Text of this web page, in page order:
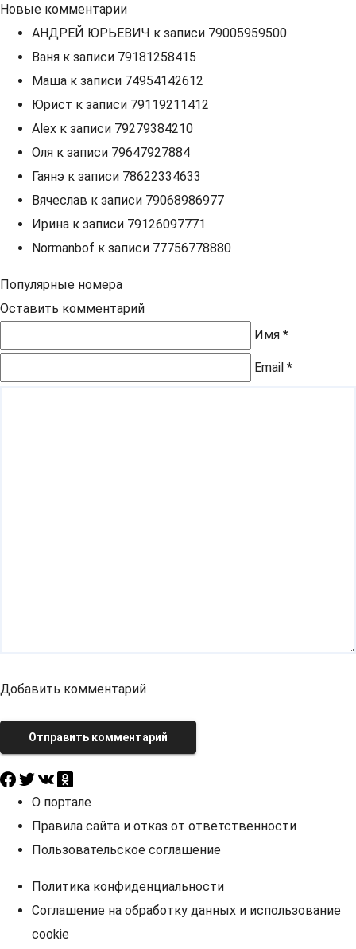
Новые комментарии
АНДРЕЙ ЮРЬЕВИЧ к записи 79005959500
Ваня к записи 79181258415
Маша к записи 74954142612
Юрист к записи 79119211412
Alex к записи 79279384210
Оля к записи 79647927884
Гаянэ к записи 78622334633
Вячеслав к записи 79068986977
Ирина к записи 79126097771
Normanbof к записи 77756778880
Популярные номера
Оставить комментарий
Имя *
Email *
Добавить комментарий
Отправить комментарий
О портале
Правила сайта и отказ от ответственности
Пользовательское соглашение
Политика конфиденциальности
Соглашение на обработку данных и использование
cookie